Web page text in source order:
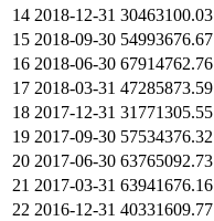
14 2018-12-31 30463100.03
15 2018-09-30 54993676.67
16 2018-06-30 67914762.76
17 2018-03-31 47285873.59
18 2017-12-31 31771305.55
19 2017-09-30 57534376.32
20 2017-06-30 63765092.73
21 2017-03-31 63941676.16
22 2016-12-31 40331609.77